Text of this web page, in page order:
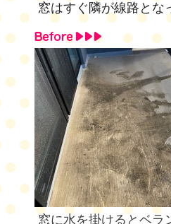
窓はすぐ隣が線路とな
窓に水を掛けるとベラ